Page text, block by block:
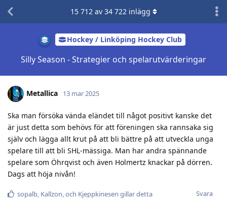
Hockey / Linköping Hockey Club
Silly Season - Strategier och spelarutvärderingar
15 712av 34 722inlägg
Metallica 13 mar 2025
Ska man försöka vända eländet till något positivt kanske det
är just detta som behövs för att föreningen ska rannsaka sig
själv och lägga allt krut på att bli bättre på att utveckla unga
spelare till att bli SHL-mässiga. Man har andra spännande
spelare som Öhrqvist och även Holmertz knackar på dörren.
Dags att höja nivån!
Svara
sopalb, Kallzon, och Kjeppkinesen gillar detta